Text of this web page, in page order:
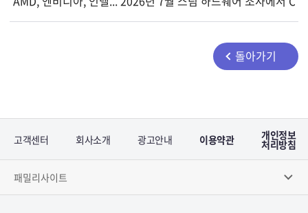
돌아가기
고객센터 회사소개 광고안내 이용약관 개인정보
처리방침
패밀리사이트